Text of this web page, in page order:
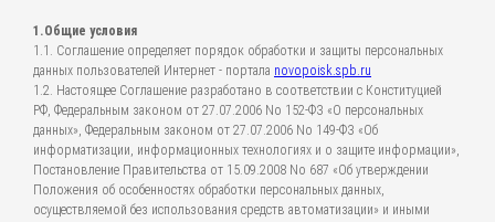
1.Общие условия
1.1. Соглашение определяет порядок обработки и защиты персональных
данных пользователей Интернет - портала novopoisk.spb.ru
1.2. Настоящее Соглашение разработано в соответствии с Конституцией
РФ, Федеральным законом от 27.07.2006 No 152-ФЗ «О персональных
данных», Федеральным законом от 27.07.2006 No 149-ФЗ «Об
информатизации, информационных технологиях и о защите информации»,
Постановление Правительства от 15.09.2008 No 687 «Об утверждении
Положения об особенностях обработки персональных данных,
осуществляемой без использования средств автоматизации» и иными